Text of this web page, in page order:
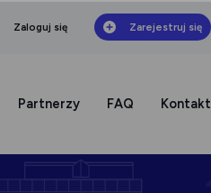
Zaloguj się Zarejestruj się
Partnerzy FAQ Kontakt